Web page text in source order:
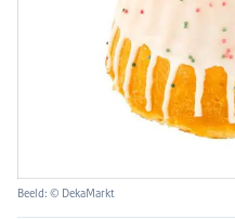
Beeld: © DekaMarkt